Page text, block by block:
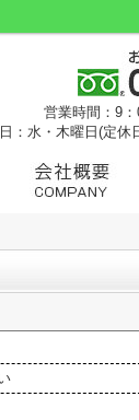
営業時間：9
：水・木曜日(定休